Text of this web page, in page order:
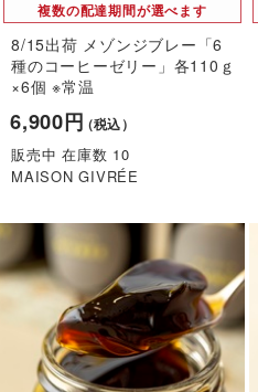
複数の配達期間が選べます
8/15出荷 メゾンジブレー「6
種のコーヒーゼリー」各110ｇ
×6個 ※常温
6,900円（税込）
販売中 在庫数 10
MAISON GIVRÉE